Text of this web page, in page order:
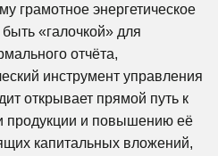
грамотное энергетическое
«галочкой» для
отчёта,
инструмент управления
открывает прямой путь к
продукции и повышению её
капитальных вложений,